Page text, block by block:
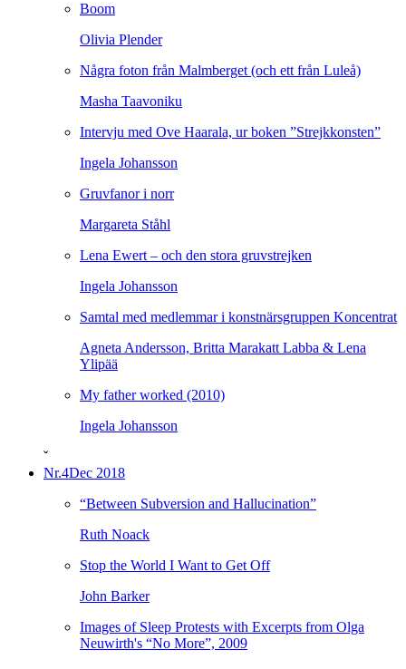
Boom
Olivia Plender
Några foton från Malmberget (och ett från Luleå)
Masha Taavoniku
Intervju med Ove Haarala, ur boken ”Strejkkonsten”
Ingela Johansson
Gruvfanor i norr
Margareta Ståhl
Lena Ewert – och den stora gruvstrejken
Ingela Johansson
Samtal med medlemmar i konstnärsgruppen Koncentrat
Agneta Andersson, Britta Marakatt Labba & Lena
Ylipää
My father worked (2010)
Ingela Johansson
ˇ
Nr.4Dec 2018
“Between Subversion and Hallucination”
Ruth Noack
Stop the World I Want to Get Off
John Barker
Images of Sleep Protests with Excerpts from Olga
Neuwirth's “No More”, 2009